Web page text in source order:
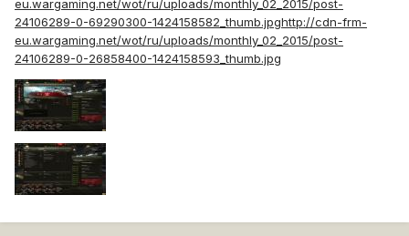
eu.wargaming.net/wot/ru/uploads/monthly_02_2015/post-
24106289-0-69290300-1424158582_thumb.jpghttp://cdn-frm-
eu.wargaming.net/wot/ru/uploads/monthly_02_2015/post-
24106289-0-26858400-1424158593_thumb.jpg